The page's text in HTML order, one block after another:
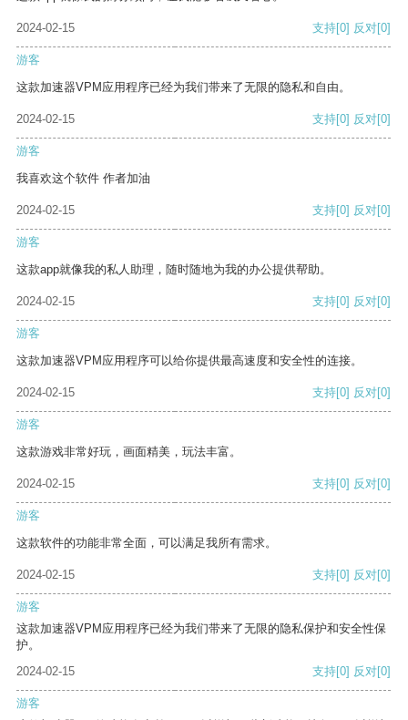
2024-02-15 支持[0] 反对[0]
游客
这款加速器VPM应用程序已经为我们带来了无限的隐私和自由。
2024-02-15 支持[0] 反对[0]
游客
我喜欢这个软件 作者加油
2024-02-15 支持[0] 反对[0]
游客
这款app就像我的私人助理，随时随地为我的办公提供帮助。
2024-02-15 支持[0] 反对[0]
游客
这款加速器VPM应用程序可以给你提供最高速度和安全性的连接。
2024-02-15 支持[0] 反对[0]
游客
这款游戏非常好玩，画面精美，玩法丰富。
2024-02-15 支持[0] 反对[0]
游客
这款软件的功能非常全面，可以满足我所有需求。
2024-02-15 支持[0] 反对[0]
游客
这款加速器VPM应用程序已经为我们带来了无限的隐私保护和安全性保
护。
2024-02-15
支持[0] 反对[0]
游客